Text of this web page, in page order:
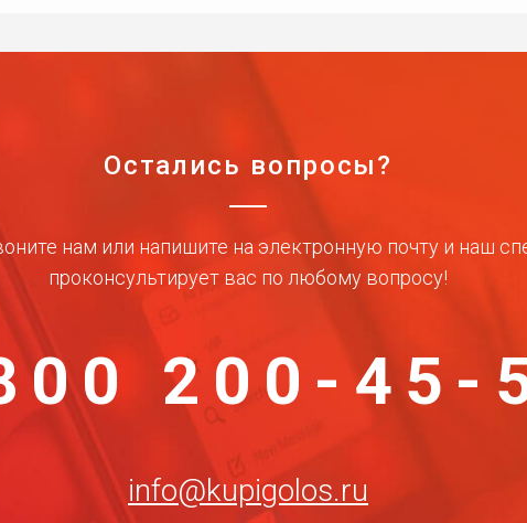
Остались вопросы?
нам или напишите на электронную почту и наш
проконсультирует вас по любому вопросу!
200-45-
info@kupigolos.ru